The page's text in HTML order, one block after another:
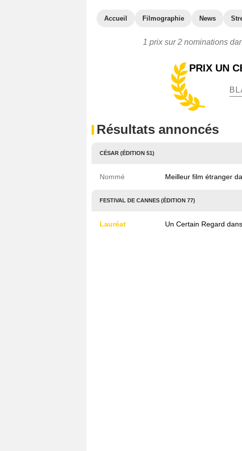
Accueil Filmographie News
1 prix sur 2 nominations
PRIX UN
Résultats annoncés
CÉSAR (ÉDITION 51)
Nommé Meilleur film étranger
FESTIVAL DE CANNES (ÉDITION 77)
Lauréat Un Certain Regard